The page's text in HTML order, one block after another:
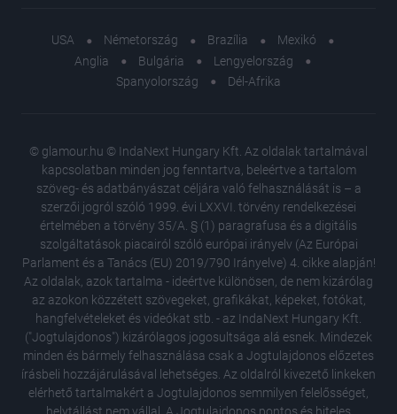
USA Németország Brazília
Mexikó
Anglia
Bulgária
Lengyelország
Spanyolország
Dél-Afrika
© glamour.hu © IndaNext Hungary Kft. Az oldalak tartalmával
kapcsolatban minden jog fenntartva, beleértve a tartalom
szöveg- és adatbányászat céljára való felhasználását is – a
szerzői jogról szóló 1999. évi LXXVI. törvény rendelkezései
értelmében a törvény 35/A. § (1) paragrafusa és a digitális
szolgáltatások piacairól szóló európai irányelv (Az Európai
Parlament és a Tanács (EU) 2019/790 Irányelve) 4. cikke alapján!
Az oldalak, azok tartalma - ideértve különösen, de nem kizárólag
az azokon közzétett szövegeket, grafikákat, képeket, fotókat,
hangfelvételeket és videókat stb. - az IndaNext Hungary Kft.
("Jogtulajdonos") kizárólagos jogosultsága alá esnek. Mindezek
minden és bármely felhasználása csak a Jogtulajdonos előzetes
írásbeli hozzájárulásával lehetséges. Az oldalról kivezető linkeken
elérhető tartalmakért a Jogtulajdonos semmilyen felelősséget,